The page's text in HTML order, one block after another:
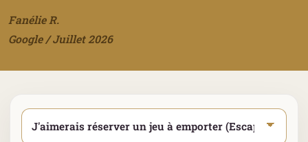
Fanélie R.
Google / Juillet 2026
Sélectionner votre type de demande*